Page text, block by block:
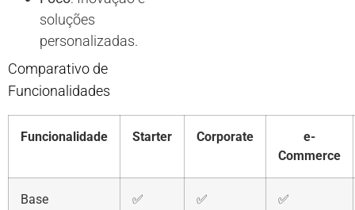
soluções
personalizadas.
Comparativo de
Funcionalidades
Funcionalidade Starter Corporate
e-
Commerce
Base
✅ ✅ ✅